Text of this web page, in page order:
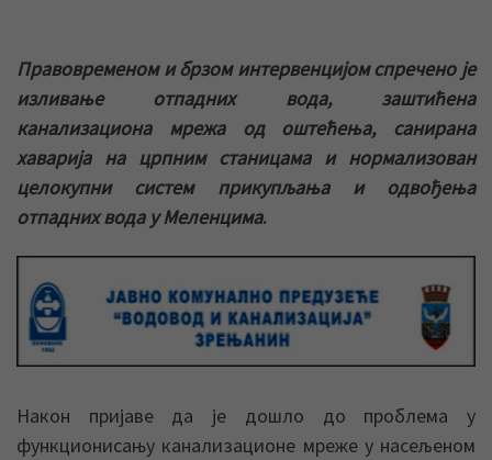
Правовременом и брзом интервенцијом спречено је
изливање отпадних вода, заштићена
канализациона мрежа од оштећења, санирана
хаварија на црпним станицама и нормализован
целокупни систем прикупљања и одвођења
отпадних вода у Меленцима.
Након пријаве да је дошло до проблема у
функционисању канализационе мреже у насељеном